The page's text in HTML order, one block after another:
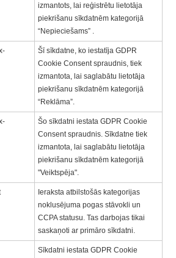
izmantots, lai reģistrētu lietotāja
piekrišanu sīkdatnēm kategorijā
“Nepieciešams” .
Šī sīkdatne, ko iestatīja GDPR
Cookie Consent spraudnis, tiek
izmantota, lai saglabātu lietotāja
piekrišanu sīkdatnēm kategorijā
“Reklāma”.
Šo sīkdatni iestata GDPR Cookie
Consent spraudnis. Sīkdatne tiek
izmantota, lai saglabātu lietotāja
piekrišanu sīkdatnēm kategorijā
"Veiktspēja".
Ieraksta atbilstošās kategorijas
noklusējuma pogas stāvokli un
CCPA statusu. Tas darbojas tikai
saskaņoti ar primāro sīkdatni.
Sīkdatni iestata GDPR Cookie